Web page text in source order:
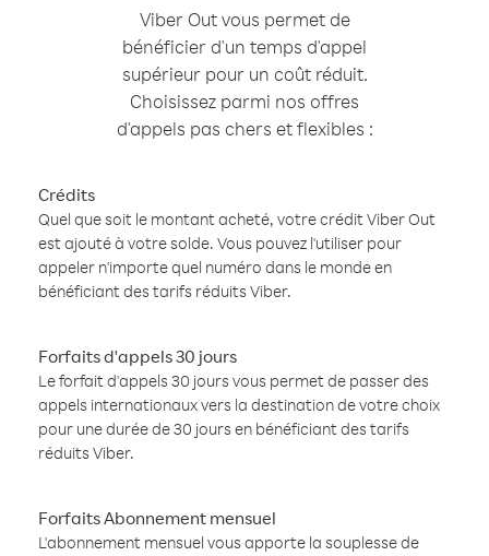
Viber Out vous permet de
bénéficier d'un temps d'appel
supérieur pour un coût réduit.
Choisissez parmi nos offres
d'appels pas chers et flexibles :
Crédits
Quel que soit le montant acheté, votre crédit Viber Out
est ajouté à votre solde. Vous pouvez l'utiliser pour
appeler n'importe quel numéro dans le monde en
bénéficiant des tarifs réduits Viber.
Forfaits d'appels 30 jours
Le forfait d'appels 30 jours vous permet de passer des
appels internationaux vers la destination de votre choix
pour une durée de 30 jours en bénéficiant des tarifs
réduits Viber.
Forfaits Abonnement mensuel
L'abonnement mensuel vous apporte la souplesse de